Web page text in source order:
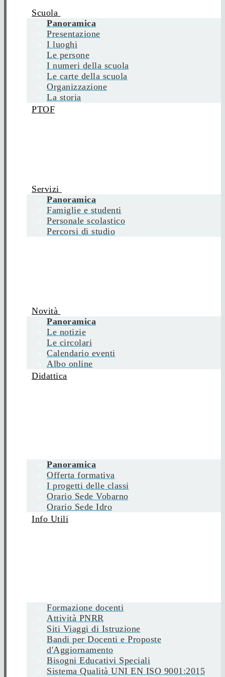
Scuola
Panoramica
Presentazione
I luoghi
Le persone
I numeri della scuola
Le carte della scuola
Organizzazione
La storia
PTOF
Servizi
Panoramica
Famiglie e studenti
Personale scolastico
Percorsi di studio
Novità
Panoramica
Le notizie
Le circolari
Calendario eventi
Albo online
Didattica
Panoramica
Offerta formativa
I progetti delle classi
Orario Sede Vobarno
Orario Sede Idro
Info Utili
Formazione docenti
Attività PNRR
Siti Viaggi di Istruzione
Bandi per Docenti e Proposte
d'Aggiornamento
Bisogni Educativi Speciali
Sistema Qualità UNI EN ISO 9001:2015